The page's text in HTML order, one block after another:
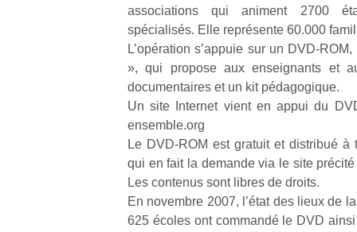
associations qui animent 2700
spécialisés. Elle représente 60.000
L’opération s’appuie sur un DVD-
», qui propose aux enseignants et
documentaires et un kit pédagogique.
Un site Internet vient en appui du
ensemble.org
Le DVD-ROM est gratuit et distribué à
qui en fait la demande via le site précité
Les contenus sont libres de droits.
En novembre 2007, l’état des lieux de
625 écoles ont commandé le DVD